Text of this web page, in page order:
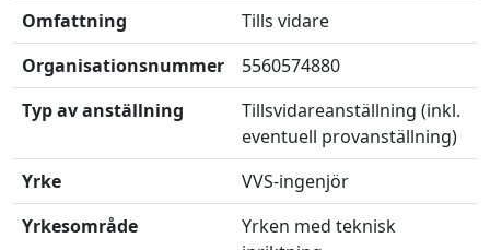
Omfattning
Tills vidare
Organisationsnummer
5560574880
Typ av anställning
Tillsvidareanställning (inkl.
eventuell provanställning)
Yrke
VVS-ingenjör
Yrkesområde
Yrken med teknisk